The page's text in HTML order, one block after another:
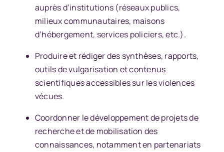
auprès d’institutions (réseaux publics,
milieux communautaires, maisons
d’hébergement, services policiers, etc.).
Produire et rédiger des synthèses, rapports,
outils de vulgarisation et contenus
scientifiques accessibles sur les violences
vécues.
Coordonner le développement de projets de
recherche et de mobilisation des
connaissances, notamment en partenariats